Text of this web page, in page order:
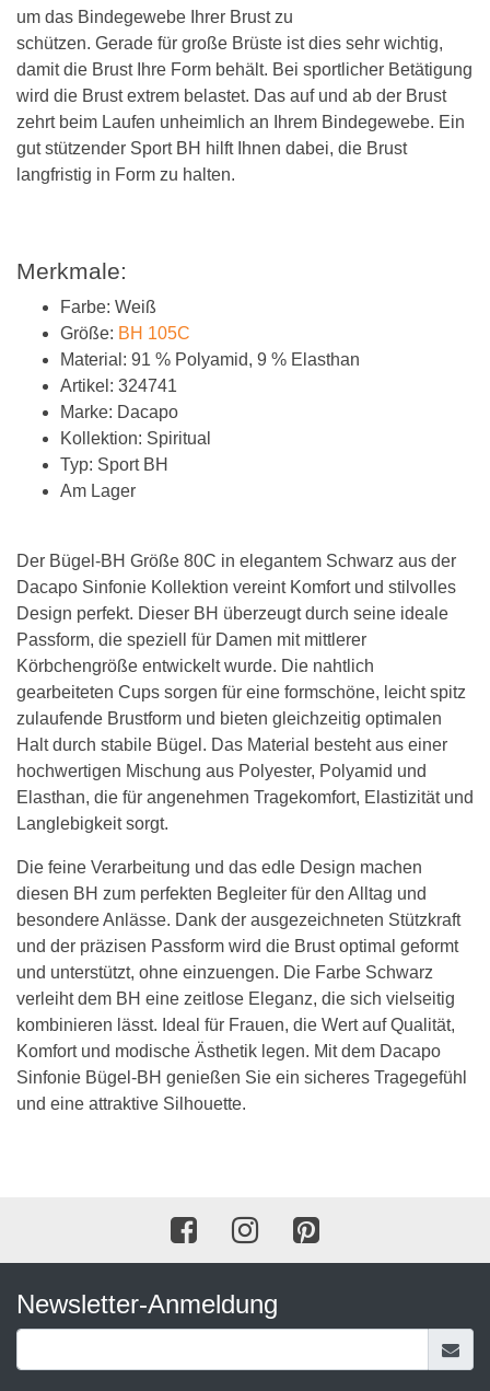
um das Bindegewebe Ihrer Brust zu
schützen. Gerade für große Brüste ist dies sehr wichtig,
damit die Brust Ihre Form behält. Bei sportlicher Betätigung
wird die Brust extrem belastet. Das auf und ab der Brust
zehrt beim Laufen unheimlich an Ihrem Bindegewebe. Ein
gut stützender Sport BH hilft Ihnen dabei, die Brust
langfristig in Form zu halten.
Merkmale:
Farbe: Weiß
Größe: BH 105C
Material: 91 % Polyamid, 9 % Elasthan
Artikel: 324741
Marke: Dacapo
Kollektion: Spiritual
Typ: Sport BH
Am Lager
Der Bügel-BH Größe 80C in elegantem Schwarz aus der
Dacapo Sinfonie Kollektion vereint Komfort und stilvolles
Design perfekt. Dieser BH überzeugt durch seine ideale
Passform, die speziell für Damen mit mittlerer
Körbchengröße entwickelt wurde. Die nahtlich
gearbeiteten Cups sorgen für eine formschöne, leicht spitz
zulaufende Brustform und bieten gleichzeitig optimalen
Halt durch stabile Bügel. Das Material besteht aus einer
hochwertigen Mischung aus Polyester, Polyamid und
Elasthan, die für angenehmen Tragekomfort, Elastizität und
Langlebigkeit sorgt.
Die feine Verarbeitung und das edle Design machen
diesen BH zum perfekten Begleiter für den Alltag und
besondere Anlässe. Dank der ausgezeichneten Stützkraft
und der präzisen Passform wird die Brust optimal geformt
und unterstützt, ohne einzuengen. Die Farbe Schwarz
verleiht dem BH eine zeitlose Eleganz, die sich vielseitig
kombinieren lässt. Ideal für Frauen, die Wert auf Qualität,
Komfort und modische Ästhetik legen. Mit dem Dacapo
Sinfonie Bügel-BH genießen Sie ein sicheres Tragegefühl
und eine attraktive Silhouette.
Newsletter-Anmeldung